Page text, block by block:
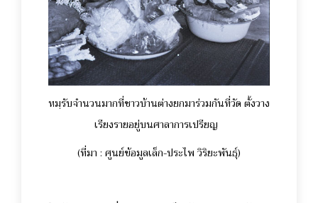
หมฺรับจำนวนมากที่ชาวบ้านต่างยกมาร่วมกันที่วัด ตั้งวาง
เรียงรายอยู่บนศาลาการเปรียญ
(ที่มา : ศูนย์ข้อมูลเล็ก-ประไพ วิริยะพันธุ์)